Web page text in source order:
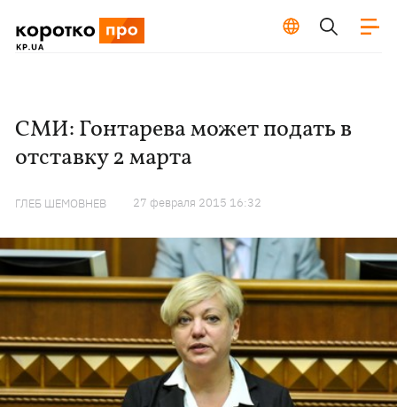
СМИ: Гонтарева может подать в
отставку 2 марта
ГЛЕБ ШЕМОВНЕВ 27 февраля 2015 16:32